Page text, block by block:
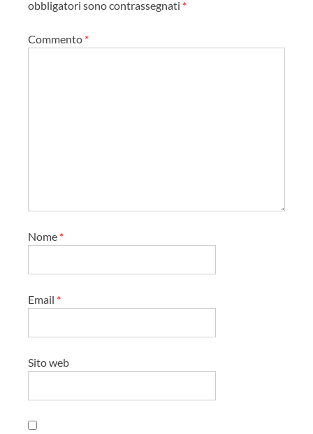
n
o
obbligatori sono contrassegnati *
Commento *
Nome *
Email *
Sito web